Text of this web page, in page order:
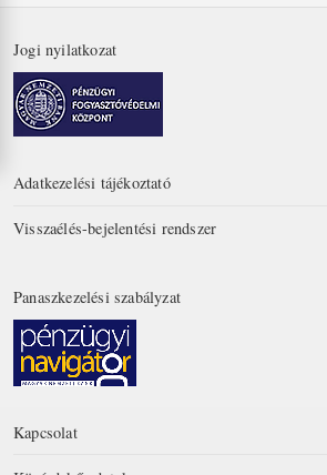
Jogi nyilatkozat
Adatkezelési tájékoztató
Visszaélés-bejelentési rendszer
Panaszkezelési szabályzat
Kapcsolat